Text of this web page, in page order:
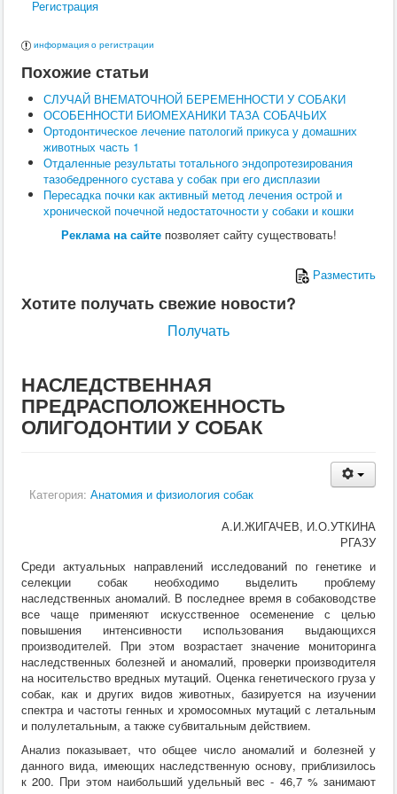
Поведение
Кошки
Ветеринария
Хирургия
Терапия
Заразные заболевания
Инфекционные заболевания
Инвазионные заболевания
Кормление
Поведение
Воспроизводство
Птицы
Ветеринария
Ветеринария
Кролики
Ветеринария
Кормление
Пушные звери
Пчелы
Ветеринария
По животным
Свиньи
Собаки
Кошки
Птицы
Рыбы
Кролики
Пушные
Пчелы
Экзотические животные
Заразные заболевания
Инвазионные болезни
Терапия
Гинекология
Диагностика
Регистрация
информация о регистрации
Похожие статьи
СЛУЧАЙ ВНЕМАТОЧНОЙ БЕРЕМЕННОСТИ У СОБАКИ
ОСОБЕННОСТИ БИОМЕХАНИКИ ТАЗА СОБАЧЬИХ
Ортодонтическое лечение патологий прикуса у домашних
животных часть 1
Отдаленные результаты тотального эндопротезирования
тазобедренного сустава у собак при его дисплазии
Пересадка почки как активный метод лечения острой и
хронической почечной недостаточности у собаки и кошки
Реклама на сайтепозволяет сайту существовать!
Разместить
Хотите получать свежие новости?
Получать
НАСЛЕДСТВЕННАЯ
ПРЕДРАСПОЛОЖЕННОСТЬ
ОЛИГОДОНТИИ У СОБАК
Категория: Анатомия и физиология собак
А.И.ЖИГАЧЕВ, И.О.УТКИНА
РГАЗУ
Среди актуальных направлений исследований по генетике и
селекции собак необходимо выделить проблему
наследственных аномалий. В последнее время в собаководстве
все чаще применяют искусственное осеменение с целью
повышения интенсивности использования выдающихся
производителей. При этом возрастает значение мониторинга
наследственных болезней и аномалий, проверки производителя
на носительство вредных мутаций. Оценка генетического груза у
собак, как и других видов животных, базируется на изучении
спектра и частоты генных и хромосомных мутаций с летальным
и полулетальным, а также субвитальным действием.
Анализ показывает, что общее число аномалий и болезней у
данного вида, имеющих наследственную основу, приблизилось
к 200. При этом наибольший удельный вес - 46,7 % занимают